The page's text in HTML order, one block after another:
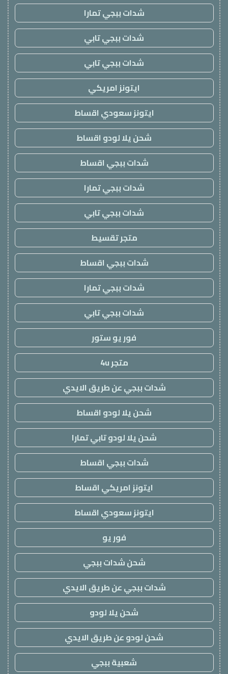
شدات ببجي تمارا
شدات ببجي تابي
شدات ببجي تابي
ايتونز امريكي
ايتونز سعودي اقساط
شحن يلا لودو اقساط
شدات ببجي اقساط
شدات ببجي تمارا
شدات ببجي تابي
متجر تقسيط
شدات ببجي اقساط
شدات ببجي تمارا
شدات ببجي تابي
فور يو ستور
متجر 4u
شدات ببجي عن طريق الايدي
شحن يلا لودو اقساط
شحن يلا لودو تابي تمارا
شدات ببجي اقساط
ايتونز امريكي اقساط
ايتونز سعودي اقساط
فور يو
شحن شدات ببجي
شدات ببجي عن طريق الايدي
شحن يلا لودو
شحن لودو عن طريق الايدي
شعبية ببجي